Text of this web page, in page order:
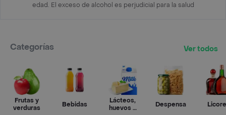
edad. El exceso de alcohol es perjudicial para la salud
Categorías Ver todos
Frutas y
verduras
Bebidas
Lácteos,
huevos y
Despensa